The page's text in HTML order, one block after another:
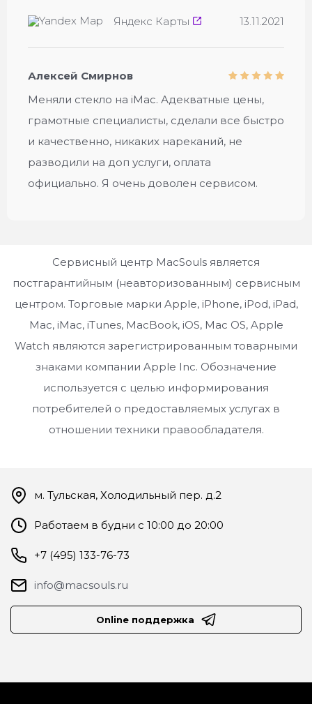
Яндекс Карты 13.11.2021
Алексей Смирнов
Меняли стекло на iMac. Адекватные цены,
грамотные специалисты, сделали все быстро
и качественно, никаких нареканий, не
разводили на доп услуги, оплата
официально. Я очень доволен сервисом.
Сервисный центр MacSouls является
постгарантийным (неавторизованным) сервисным
центром. Торговые марки Apple, iPhone, iPod, iPad,
Mac, iMac, iTunes, MacBook, iOS, Mac OS, Apple
Watch являются зарегистрированным товарными
знаками компании Apple Inc. Обозначение
используется с целью информирования
потребителей о предоставляемых услугах в
отношении техники правообладателя.
м. Тульская, Холодильный пер. д.2
Работаем в будни с 10:00 до 20:00
+7 (495) 133-76-73
info@macsouls.ru
Online поддержка